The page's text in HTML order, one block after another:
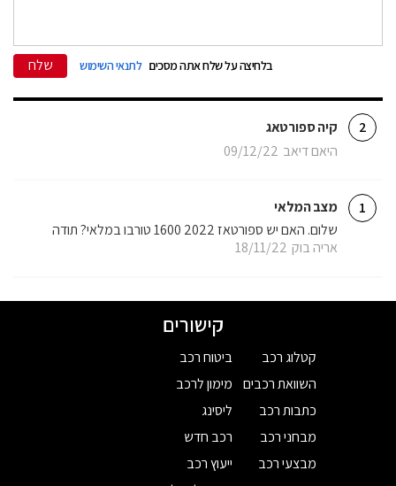
בלחיצה על שלח אתה מסכים לתנאי השימוש שלח
2
קיה ספורטאג
היאם דיאב 09/12/22
1 מצב המלאי
אריה בוק 18/11/22
שלום. האם יש ספורטאז 2022 1600 טורבו במלאי? תודה
קישורים
קטלוג רכב
השוואת רכבים
כתבות רכב
מבחני רכב
מבצעי רכב
ביטוח רכב
מימון לרכב
ליסינג
רכב חדש
ייעוץ רכב